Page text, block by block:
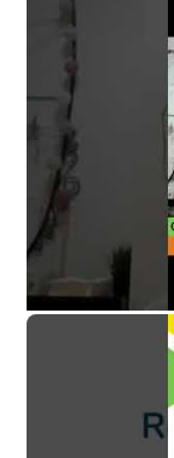
Taller de
recuerdas del